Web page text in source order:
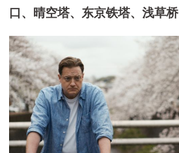
口、晴空塔、东京铁塔、浅草桥